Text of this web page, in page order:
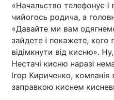
Контакти
Послуги
«Начальство телефонує і
чийогось родича, а
«Давайте ми вам
зайдете і покажете, кого
відімкнути від кисню».
Нестачі кисню наразі
Ігор Кириченко, компанія
заправкою киснем